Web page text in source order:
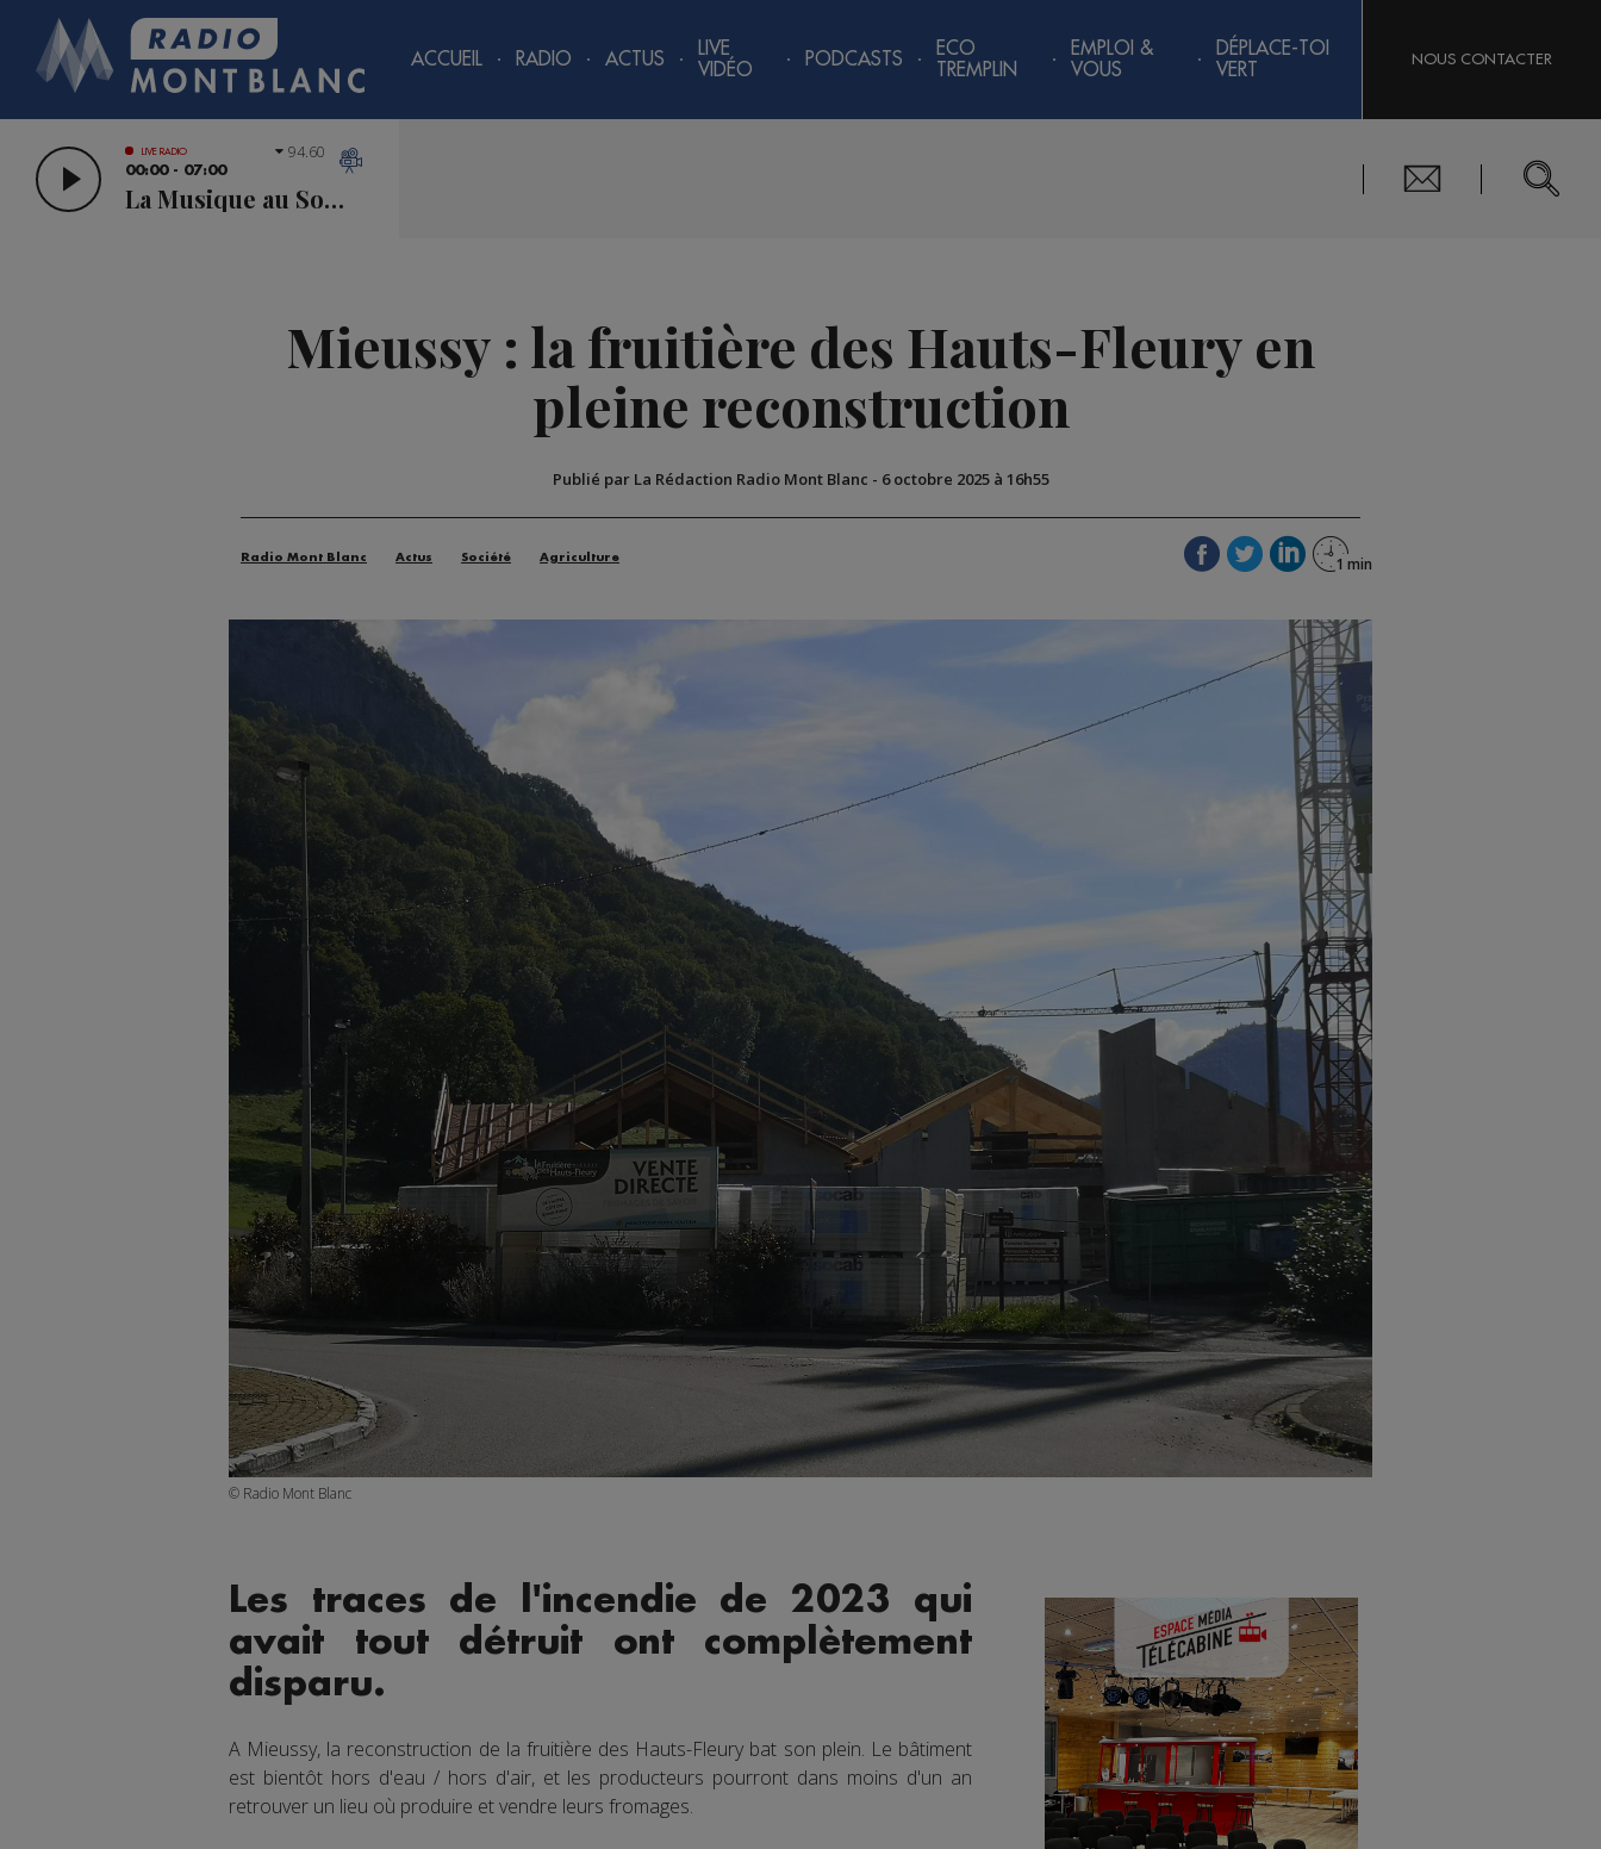
ACCUEIL RADIO ACTUS
LIVE
VIDÉO
PODCASTS
ECO
TREMPLIN
EMPLOI &
VOUS
DÉPLACE-TOI
VERT
NOUS CONTACTER
LIVE RADIO
00:00 - 07:00
La Musique au Sommet
94.60
Mieussy : la fruitière des Hauts-Fleury en
pleine reconstruction
Publié par La Rédaction Radio Mont Blanc - 6 octobre 2025 à 16h55
Radio Mont Blanc Actus Société Agriculture
© Radio Mont Blanc
Les traces de l'incendie de 2023 qui
avait tout détruit ont complètement
disparu.
A Mieussy, la reconstruction de la fruitière des Hauts-Fleury bat son plein. Le bâtiment
est bientôt hors d'eau / hors d'air, et les producteurs pourront dans moins d'un an
retrouver un lieu où produire et vendre leurs fromages.